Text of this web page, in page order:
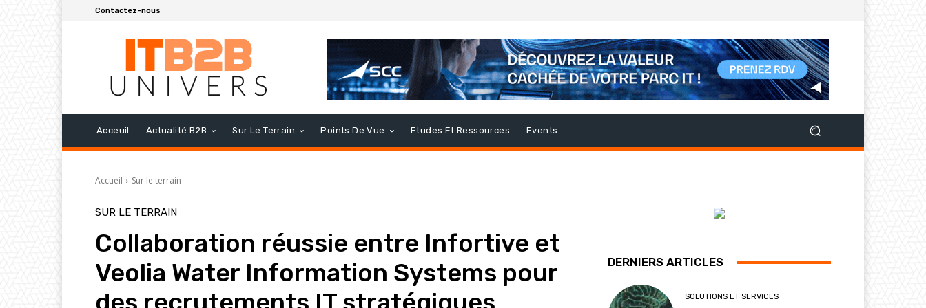
Contactez-nous
Acceuil Actualité B2B Sur Le Terrain Points De Vue Etudes Et Ressources Events
Accueil Sur le terrain
SUR LE TERRAIN
Collaboration réussie entre Infortive et
Veolia Water Information Systems pour
DERNIERS ARTICLES
SOLUTIONS ET SERVICES